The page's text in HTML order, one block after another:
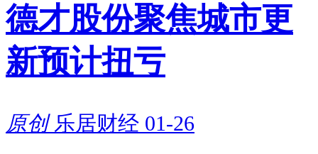
德才股份聚焦城市更
新预计扭亏
原创 乐居财经 01-26